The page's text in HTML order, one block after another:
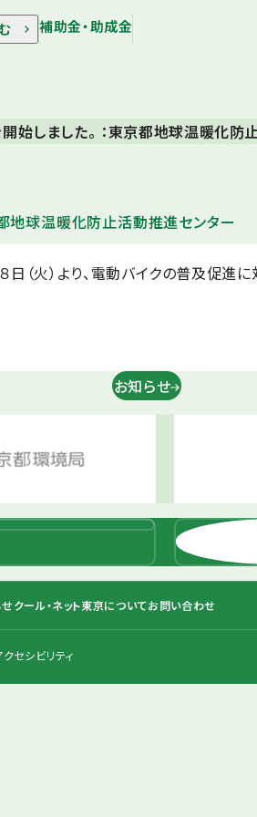
補助金・助成金
しました。 ：東京都地球温暖化防
地球温暖化防止活動推進センター
（火）より、電動バイクの普及促進
お知らせ
クール・ネット東京についてお問い合わせ
クセシビリティ